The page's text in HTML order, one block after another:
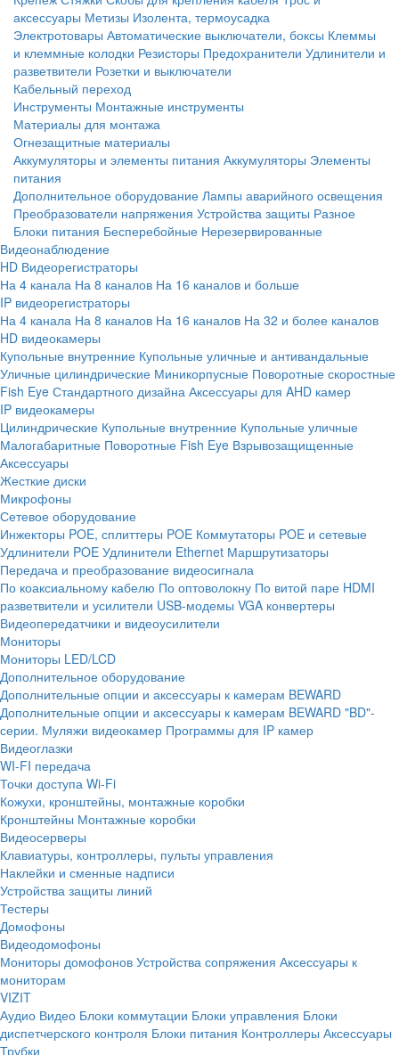
аксессуары Метизы Изолента, термоусадка
Электротовары Автоматические выключатели, боксы Клеммы
и клеммные колодки Резисторы Предохранители Удлинители и
разветвители Розетки и выключатели
Кабельный переход
Инструменты Монтажные инструменты
Материалы для монтажа
Огнезащитные материалы
Аккумуляторы и элементы питания Аккумуляторы Элементы
питания
Дополнительное оборудование Лампы аварийного освещения
Преобразователи напряжения Устройства защиты Разное
Блоки питания Бесперебойные Нерезервированные
Видеонаблюдение
HD Видеорегистраторы
На 4 канала На 8 каналов На 16 каналов и больше
IP видеорегистраторы
На 4 канала На 8 каналов На 16 каналов На 32 и более каналов
HD видеокамеры
Купольные внутренние Купольные уличные и антивандальные
Уличные цилиндрические Миникорпусные Поворотные скоростные
Fish Eye Стандартного дизайна Аксессуары для AHD камер
IP видеокамеры
Цилиндрические Купольные внутренние Купольные уличные
Малогабаритные Поворотные Fish Eye Взрывозащищенные
Аксессуары
Жесткие диски
Микрофоны
Сетевое оборудование
Инжекторы POE, сплиттеры POE Коммутаторы POE и сетевые
Удлинители POE Удлинители Ethernet Маршрутизаторы
Передача и преобразование видеосигнала
По коаксиальному кабелю По оптоволокну По витой паре HDMI
разветвители и усилители USB-модемы VGA конвертеры
Видеопередатчики и видеоусилители
Мониторы
Мониторы LED/LCD
Дополнительное оборудование
Дополнительные опции и аксессуары к камерам BEWARD
Дополнительные опции и аксессуары к камерам BEWARD "BD"-
серии. Муляжи видеокамер Программы для IP камер
Видеоглазки
WI-FI передача
Точки доступа Wi-Fi
Кожухи, кронштейны, монтажные коробки
Кронштейны Монтажные коробки
Видеосерверы
Клавиатуры, контроллеры, пульты управления
Наклейки и сменные надписи
Устройства защиты линий
Тестеры
Домофоны
Видеодомофоны
Мониторы домофонов Устройства сопряжения Аксессуары к
мониторам
VIZIT
Аудио Видео Блоки коммутации Блоки управления Блоки
диспетчерского контроля Блоки питания Контроллеры Аксессуары
Трубки